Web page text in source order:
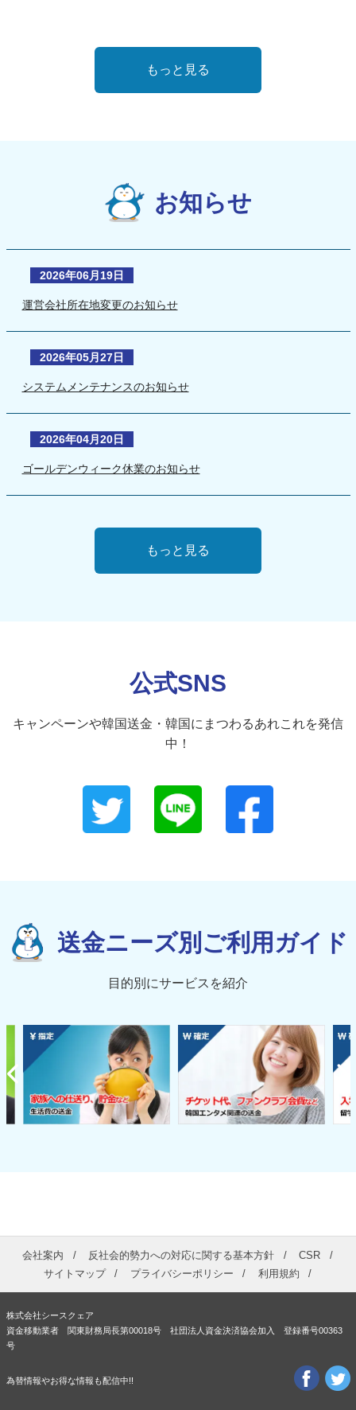
もっと見る
お知らせ
2026年06月19日
運営会社所在地変更のお知らせ
2026年05月27日
システムメンテナンスのお知らせ
2026年04月20日
ゴールデンウィーク休業のお知らせ
もっと見る
公式SNS
キャンペーンや韓国送金・韓国にまつわるあれこれを発信
中！
送金ニーズ別ご利用ガイド
目的別にサービスを紹介
会社案内 反社会的勢力への対応に関する基本方針
CSR
サイトマップ
プライバシーポリシー 利用規約
株式会社シースクェア
資金移動業者 関東財務局長第00018号 社団法人資金決済協会加入 登録番号00363
号
為替情報やお得な情報も配信中!!